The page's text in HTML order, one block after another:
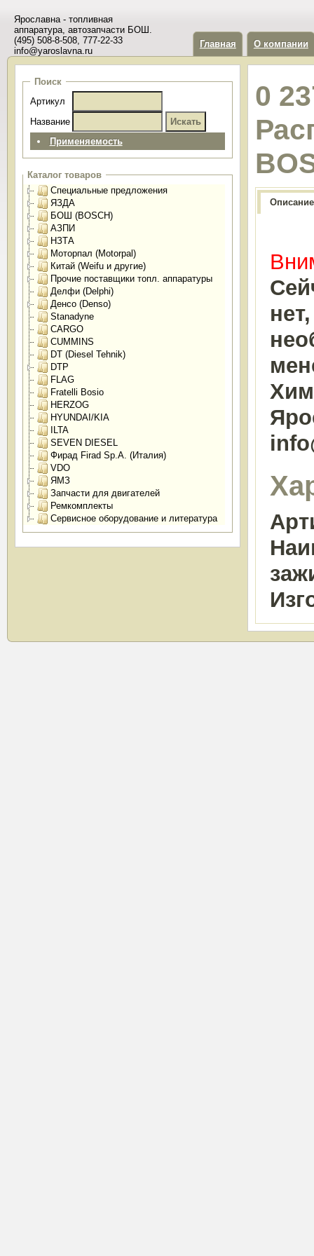
Ярославна - топливная
аппаратура, автозапчасти БОШ.
(495) 508-8-508, 777-22-33
info@yaroslavna.ru
Главная О компании
Поиск
Артикул
Название
Применяемость
Каталог товаров
Специальные предложения
ЯЗДА
БОШ (BOSCH)
АЗПИ
НЗТА
Моторпал (Motorpal)
Китай (Weifu и другие)
Прочие поставщики топл. аппаратуры
Делфи (Delphi)
Денсо (Denso)
Stanadyne
CARGO
CUMMINS
DT (Diesel Tehnik)
DTP
FLAG
Fratelli Bosio
HERZOG
HYUNDAI/KIA
ILTA
SEVEN DIESEL
Фирад Firad Sp.A. (Италия)
VDO
ЯМЗ
Запчасти для двигателей
Ремкомплекты
Сервисное оборудование и литература
0
Описание